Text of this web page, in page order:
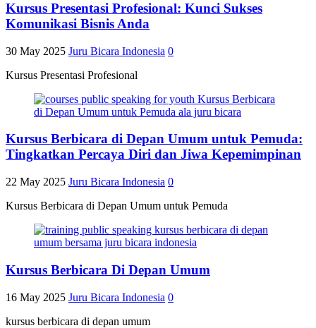
Kursus Presentasi Profesional: Kunci Sukses
Komunikasi Bisnis Anda
30 May 2025 Juru Bicara Indonesia 0
Kursus Presentasi Profesional
Kursus Berbicara di Depan Umum untuk Pemuda:
Tingkatkan Percaya Diri dan Jiwa Kepemimpinan
22 May 2025 Juru Bicara Indonesia 0
Kursus Berbicara di Depan Umum untuk Pemuda
Kursus Berbicara Di Depan Umum
16 May 2025 Juru Bicara Indonesia 0
kursus berbicara di depan umum